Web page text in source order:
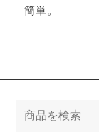
簡単。